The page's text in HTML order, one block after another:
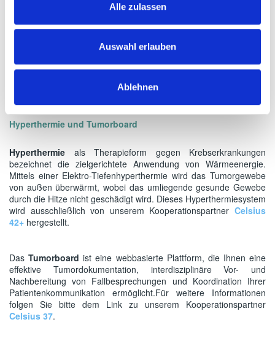
Alle zulassen
Auswahl erlauben
Ablehnen
Vertriebsauftrag.
X-ray Brachytherapie
Mit der Anlage Papillon+ der Firma Ariane ist
zugänglicher Tumore möglich,
Hyperthermie und Tumorboard
Hyperthermie als Therapieform gegen Krebserkrankungen
bezeichnet die zielgerichtete Anwendung von Wärmeenergie.
Mittels einer Elektro-Tiefenhyperthermie wird das Tumorgewebe
von außen überwärmt, wobei das umliegende gesunde Gewebe
durch die Hitze nicht geschädigt wird. Dieses Hyperthermiesystem
wird ausschließlich von unserem Kooperationspartner Celsius
42+ hergestellt.
DasTumorboard ist eine webbasierte Plattform, die Ihnen eine
effektive Tumordokumentation, interdisziplinäre Vor- und
Nachbereitung von Fallbesprechungen und Koordination Ihrer
Patientenkommunikation ermöglicht.Für weitere Informationen
folgen Sie bitte dem Link zu unserem Kooperationspartner
Celsius 37.